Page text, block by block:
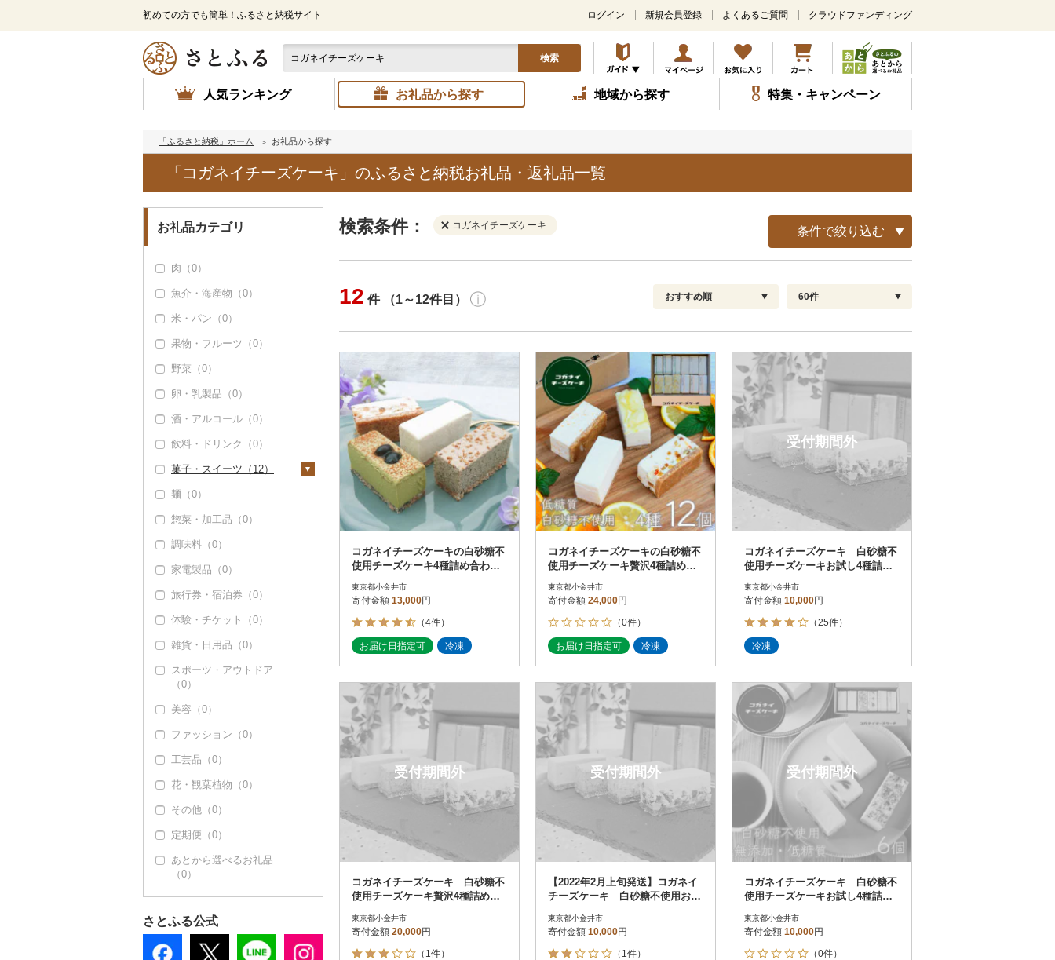
初めての方でも簡単！ふるさと納税サイト
メ
ン
コ
ン
テ
ツ
ッ
ログイン 新規会員登録 よくあるご質問 クラウドファンディング
検索
人気ランキング お礼品から探す 地域から探す 特集・キャンペーン
「ふるさと納税」ホーム お礼品から探す
「コガネイチーズケーキ」のふるさと納税お礼品・返礼品一覧
お礼品カテゴリ
肉（0）
魚介・海産物（0）
米・パン（0）
果物・フルーツ（0）
野菜（0）
卵・乳製品（0）
酒・アルコール（0）
飲料・ドリンク（0）
菓子・スイーツ（12）
ケーキ（12）
クッキー（0）
焼き菓子（0）
プリン（0）
ゼリー（0）
チョコレート（0）
カステラ（0）
アイス・ジェラート
（0）
その他洋菓子（0）
煎餅・おかき（0）
羊羹（0）
饅頭（0）
大福（0）
その他和菓子（0）
麺（0）
惣菜・加工品（0）
調味料（0）
家電製品（0）
旅行券・宿泊券（0）
体験・チケット（0）
雑貨・日用品（0）
スポーツ・アウトドア
（0）
美容（0）
ファッション（0）
工芸品（0）
花・観葉植物（0）
その他（0）
定期便（0）
あとから選べるお礼品
（0）
さとふる公式
検索条件： コガネイチーズケーキ 条件で絞り込む
決済方法
PayPay
クレジットカード決済
Amazon Pay
楽天ペイ
メルペイ
コンビニ支払い
ソフトバンクまとめて支払い
d払い
金融機関(Pay-easy決済)
解除
発送種別 解除
通常
冷蔵便
冷凍便
配送指定 解除
お届け日時指定可
お届け時間帯指定可
発送される月指定可
その他
さとふる限定のお礼品
さとふるアプリdeワンストップ申請
対象
結果を見る（
12 件 （1～12件目） おすすめ順
新着順
レビュー件数順
レビュー評価順
寄付金額が高い順
寄付金額が低い順
60件
60
120
コガネイチーズケーキの白砂糖不
使用チーズケーキ4種詰め合わ
せ 計6個入り
東京都小金井市
寄付金額 13,000円
（4件）
お届け日指定可 冷凍
コガネイチーズケーキの白砂糖不
使用チーズケーキ贅沢4種詰め合
わせ 計12個入り
東京都小金井市
寄付金額 24,000円
（0件）
お届け日指定可 冷凍
受付期間外
コガネイチーズケーキ 白砂糖不
使用チーズケーキお試し4種詰め
合わせ 6個入り
東京都小金井市
寄付金額 10,000円
（25件）
冷凍
受付期間外
コガネイチーズケーキ 白砂糖不
使用チーズケーキ贅沢4種詰め合
東京都小金井市
寄付金額 20,000円
（1件）
受付期間外
【2022年2月上旬発送】コガネイ
チーズケーキ 白砂糖不使用お試
東京都小金井市
寄付金額 10,000円
（1件）
受付期間外
コガネイチーズケーキ 白砂糖不
使用チーズケーキお試し4種詰め
東京都小金井市
寄付金額 10,000円
（0件）